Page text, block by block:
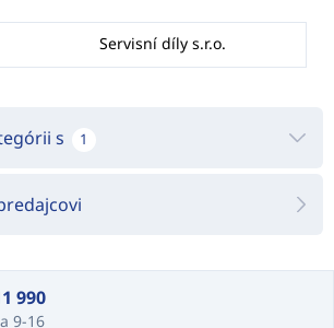
Servisní díly s.r.o.
s 1
990
9-16